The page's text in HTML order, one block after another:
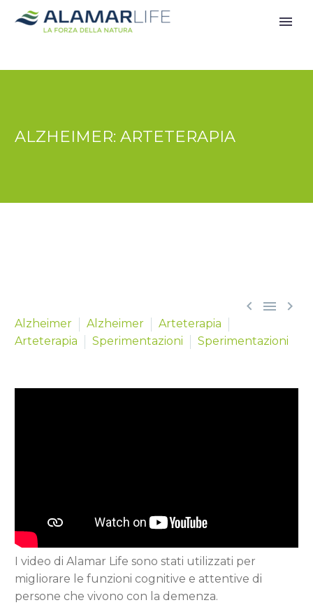
ALZHEIMER: ARTETERAPIA
  
Alzheimer Alzheimer
Arteterapia
Arteterapia
Sperimentazioni Sperimentazioni
I video di Alamar Life sono stati utilizzati per
migliorare le funzioni cognitive e attentive di
persone che vivono con la demenza.